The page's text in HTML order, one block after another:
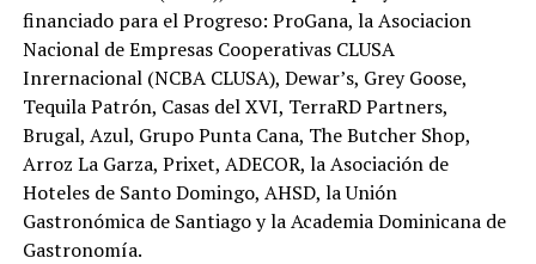
financiado para el Progreso: ProGana, la Asociacion
Nacional de Empresas Cooperativas CLUSA
Inrernacional (NCBA CLUSA), Dewar’s, Grey Goose,
Tequila Patrón, Casas del XVI, TerraRD Partners,
Brugal, Azul, Grupo Punta Cana, The Butcher Shop,
Arroz La Garza, Prixet, ADECOR, la Asociación de
Hoteles de Santo Domingo, AHSD, la Unión
Gastronómica de Santiago y la Academia Dominicana de
Gastronomía.